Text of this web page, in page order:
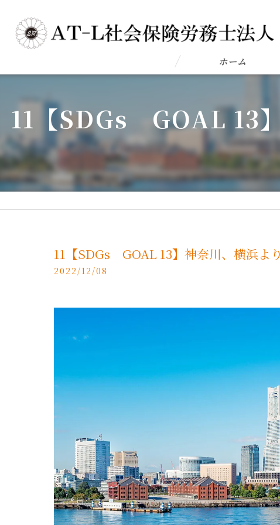
ホーム
11【SDGs GOAL 13
11【SDGs GOAL 13】神奈川、横浜よ
2022/12/08